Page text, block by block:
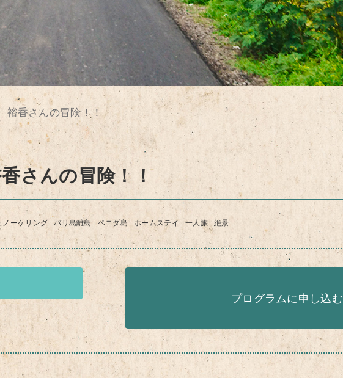
裕香さんの冒険！！
さんの冒険！！
ノーケリング バリ島離島 ペニダ島 ホームステイ 一人旅 絶景
プログラムに申し込む